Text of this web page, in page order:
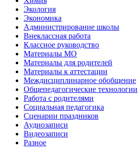
Экология
Экономика
Администрирование школы
Внеклассная работа
Классное руководство
Материалы МО
Материалы для родителей
Материалы к аттестации
Междисциплинарное обобщение
Общепедагогические технологии
Работа с родителями
Социальная педагогика
Сценарии праздников
Аудиозаписи
Видеозаписи
Разное